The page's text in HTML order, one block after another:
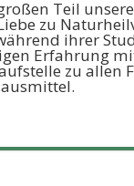
Teil
zu
ihrer
Erfahrung
zu allen